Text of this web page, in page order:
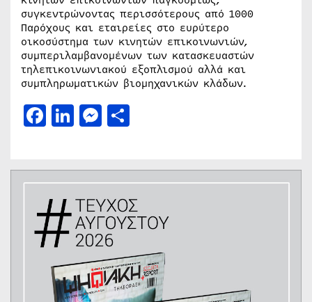
συγκεντρώνοντας περισσότερους από 1000
Παρόχους και εταιρείες στο ευρύτερο
οικοσύστημα των κινητών επικοινωνιών,
συμπεριλαμβανομένων των κατασκευαστών
τηλεπικοινωνιακού εξοπλισμού αλλά και
συμπληρωματικών βιομηχανικών κλάδων.
Facebook
LinkedIn
Messenger